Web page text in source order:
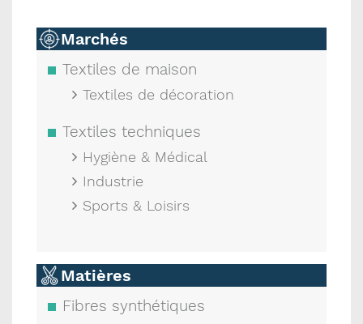
Marchés
Textiles de maison
Textiles de décoration
Textiles techniques
Hygiène & Médical
Industrie
Sports & Loisirs
Matières
Fibres synthétiques